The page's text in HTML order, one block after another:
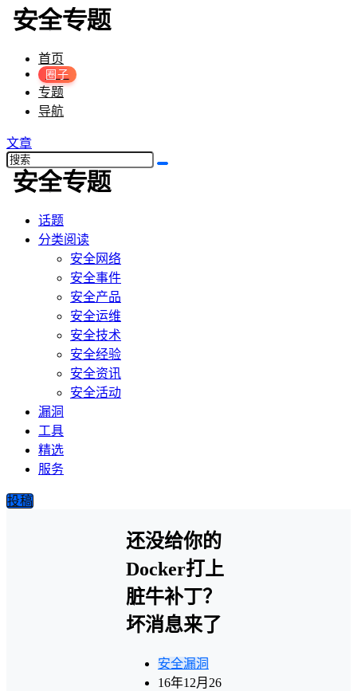
首页
圈子
专题
导航
文章
话题
分类阅读
安全网络
安全事件
安全产品
安全运维
安全技术
安全经验
安全资讯
安全活动
漏洞
工具
精选
服务
投稿
还没给你的
Docker打上
脏牛补丁？
坏消息来了
安全漏洞
16年12月26